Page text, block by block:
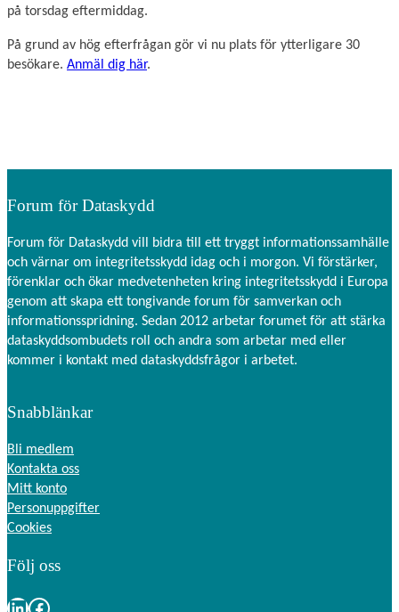
på torsdag eftermiddag.
På grund av hög efterfrågan gör vi nu plats för ytterligare 30
besökare. Anmäl dig här.
Forum för Dataskydd
Forum för Dataskydd vill bidra till ett tryggt informationssamhälle
och värnar om integritetsskydd idag och i morgon. Vi förstärker,
förenklar och ökar medvetenheten kring integritetsskydd i Europa
genom att skapa ett tongivande forum för samverkan och
informationsspridning. Sedan 2012 arbetar forumet för att stärka
dataskyddsombudets roll och andra som arbetar med eller
kommer i kontakt med dataskyddsfrågor i arbetet.
Snabblänkar
Bli medlem
Kontakta oss
Mitt konto
Personuppgifter
Cookies
Följ oss
LinkedIn Facebook